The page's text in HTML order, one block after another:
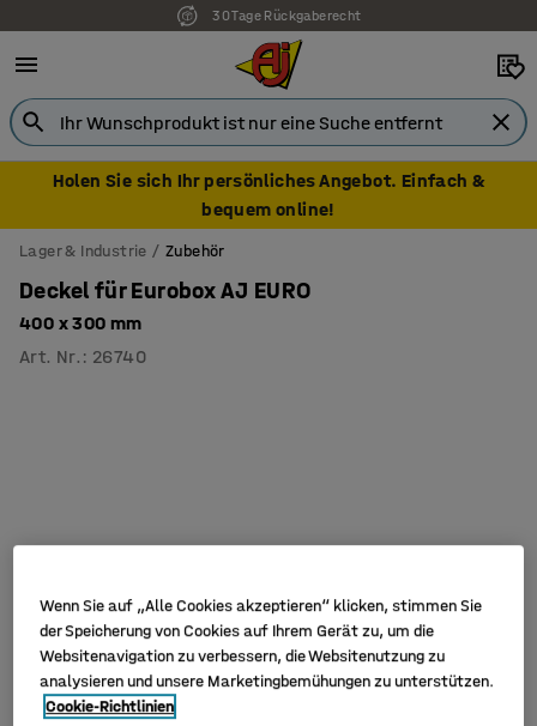
30 Tage Rückgaberecht
7 Jahre Garantie
Holen Sie sich Ihr persönliches Angebot. Einfach &
bequem online!
Lager & Industrie Zubehör
Deckel für Eurobox AJ EURO
400 x 300 mm
Art. Nr. : 26740
Wenn Sie auf „Alle Cookies akzeptieren“ klicken, stimmen Sie
der Speicherung von Cookies auf Ihrem Gerät zu, um die
Websitenavigation zu verbessern, die Websitenutzung zu
analysieren und unsere Marketingbemühungen zu unterstützen.
Cookie-Richtlinien